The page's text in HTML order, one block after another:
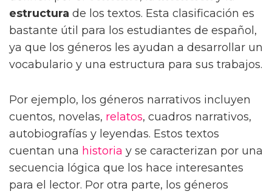
estructura de los textos. Esta clasificación es
bastante útil para los estudiantes de español,
ya que los géneros les ayudan a desarrollar un
vocabulario y una estructura para sus trabajos.
Por ejemplo, los géneros narrativos incluyen
cuentos, novelas, relatos, cuadros narrativos,
autobiografías y leyendas. Estos textos
cuentan una historia y se caracterizan por una
secuencia lógica que los hace interesantes
para el lector. Por otra parte, los géneros